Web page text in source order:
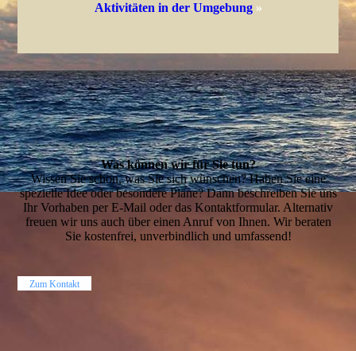
Aktivitäten in der Umgebung»
Was können wir für Sie tun?
Wissen Sie schon, was Sie sich wünschen? Haben Sie eine
spezielle Idee oder besondere Pläne? Dann beschreiben Sie uns
Ihr Vorhaben per E-Mail oder das Kontaktformular. Alternativ
freuen wir uns auch über einen Anruf von Ihnen. Wir beraten
Sie kostenfrei, unverbindlich und umfassend!
Zum Kontakt